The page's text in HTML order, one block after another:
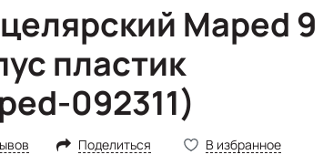
Maped 9
пластик
092311)
Поделиться В избранное